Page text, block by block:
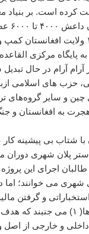
کرده است. بر بنیاد
داشته و در حداقل ۱۳ ولایت
به پایگاه مرکزی
آرام در حال تبدیل
حزب های اسلامی
چین و سایر گروه‌های
به افغانستان و
شتاب بی پیشینه
پلان شهری دوران
اجرای این
می خوانند؛ اما
و گرفتن
بوسیله ی پاکستانی ها( ۱) می
و خارجی از اصل